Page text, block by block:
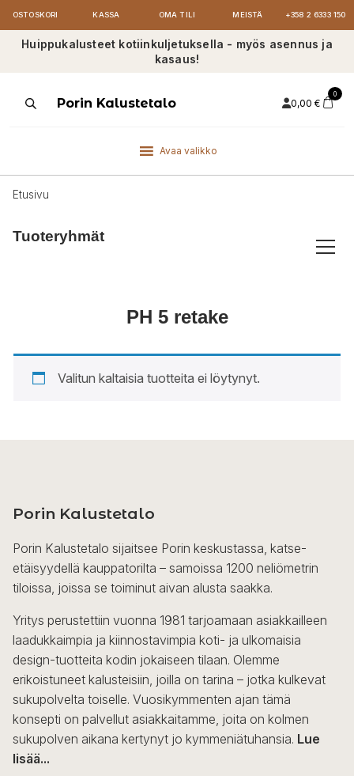
OSTOSKORI KASSA OMA TILI MEISTÄ +358 2 6333 150
Huippukalusteet kotiinkuljetuksella - myös asennus ja
kasaus!
ProductsPorin Kalustetalo 0,00 €
0
Avaa valikko
Etusivu
Tuoteryhmät
PH 5 retake
Valitun kaltaisia tuotteita ei löytynyt.
Porin Kalustetalo
Porin Kalustetalo sijaitsee Porin keskustassa, katse-
etäisyydellä kauppatorilta – samoissa 1200 neliömetrin
tiloissa, joissa se toiminut aivan alusta saakka.
Yritys perustettiin vuonna 1981 tarjoamaan asiakkailleen
laadukkaimpia ja kiinnostavimpia koti- ja ulkomaisia
design-tuotteita kodin jokaiseen tilaan. Olemme
erikoistuneet kalusteisiin, joilla on tarina – jotka kulkevat
sukupolvelta toiselle. Vuosikymmenten ajan tämä
konsepti on palvellut asiakkaitamme, joita on kolmen
sukupolven aikana kertynyt jo kymmeniätuhansia. Lue
lisää...